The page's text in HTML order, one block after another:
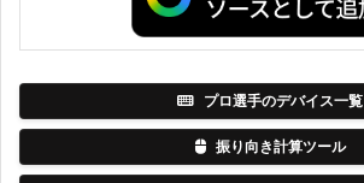
プロ選手のデバイス一覧
振り向き計算ツール